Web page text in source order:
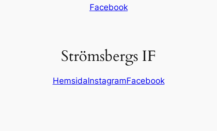
Facebook
Strömsbergs IF
HemsidaInstagramFacebook